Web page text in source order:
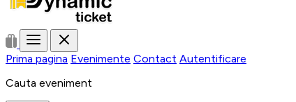
Prima pagina Evenimente Contact Autentificare
Cauta eveniment